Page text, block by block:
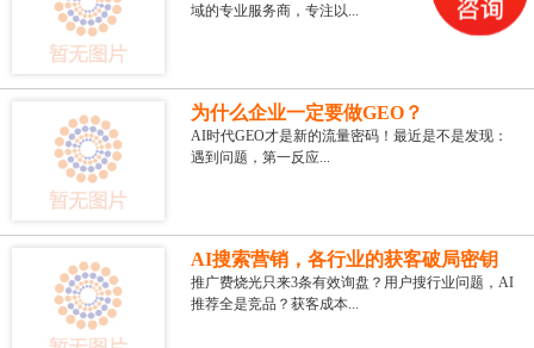
域的专业服务商，专注以...
为什么企业一定要做GEO？
AI时代GEO才是新的流量密码！最近是不是发现：
遇到问题，第一反应...
AI搜索营销，各行业的获客破局密钥
推广费烧光只来3条有效询盘？用户搜行业问题，AI
推荐全是竞品？获客成本...